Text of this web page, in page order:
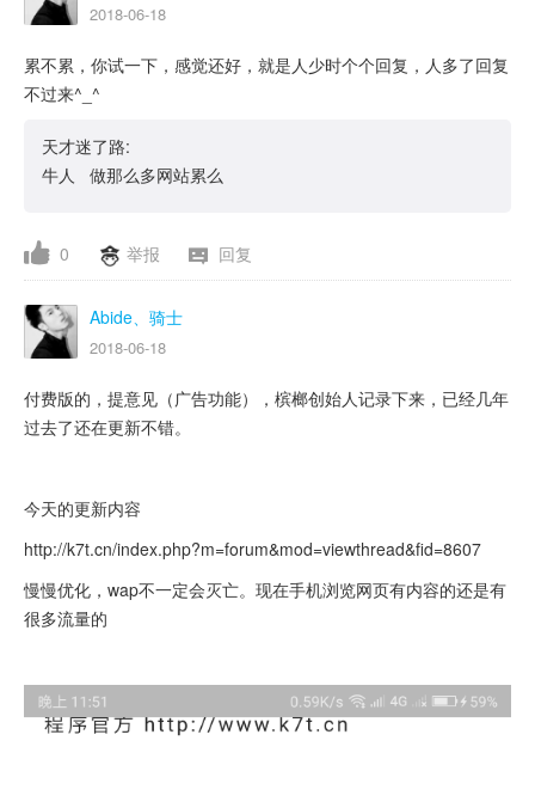
2018-06-18
累不累，你试一下，感觉还好，就是人少时个个回复，人多了回复
不过来^_^
天才迷了路:
牛人 做那么多网站累么
0 举报 回复
Abide、骑士
2018-06-18
付费版的，提意见（广告功能），槟榔创始人记录下来，已经几年
过去了还在更新不错。
今天的更新内容
http://k7t.cn/index.php?m=forum&mod=viewthread&fid=8607
慢慢优化，wap不一定会灭亡。现在手机浏览网页有内容的还是有
很多流量的